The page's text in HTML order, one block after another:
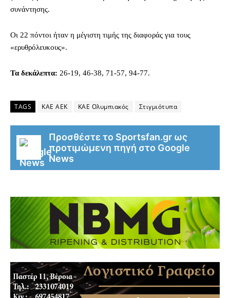
συνάντησης.
Οι 22 πόντοι ήταν η μέγιστη τιμής της διαφοράς για τους
«ερυθρόλευκους».
Τα δεκάλεπτα: 26-19, 46-38, 71-57, 94-77.
TAGS ΚΑΕ ΑΕΚ ΚΑΕ Ολυμπιακός Στιγμιότυπα
Προσθέστε το Sportsfan.gr ως
προτιμώμενη πηγή στο Google
News